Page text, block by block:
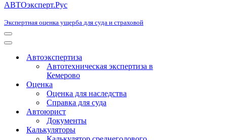
АВТОэксперт.Рус
Экспертная оценка ущерба для суда и страховой
Меню
навигации
Меню
навигацииАвтоэкспертиза
Автотехническая экспертиза в
Кемерово
Оценка
Оценка для наследства
Справка для суда
Автоюрист
Документы
Калькуляторы